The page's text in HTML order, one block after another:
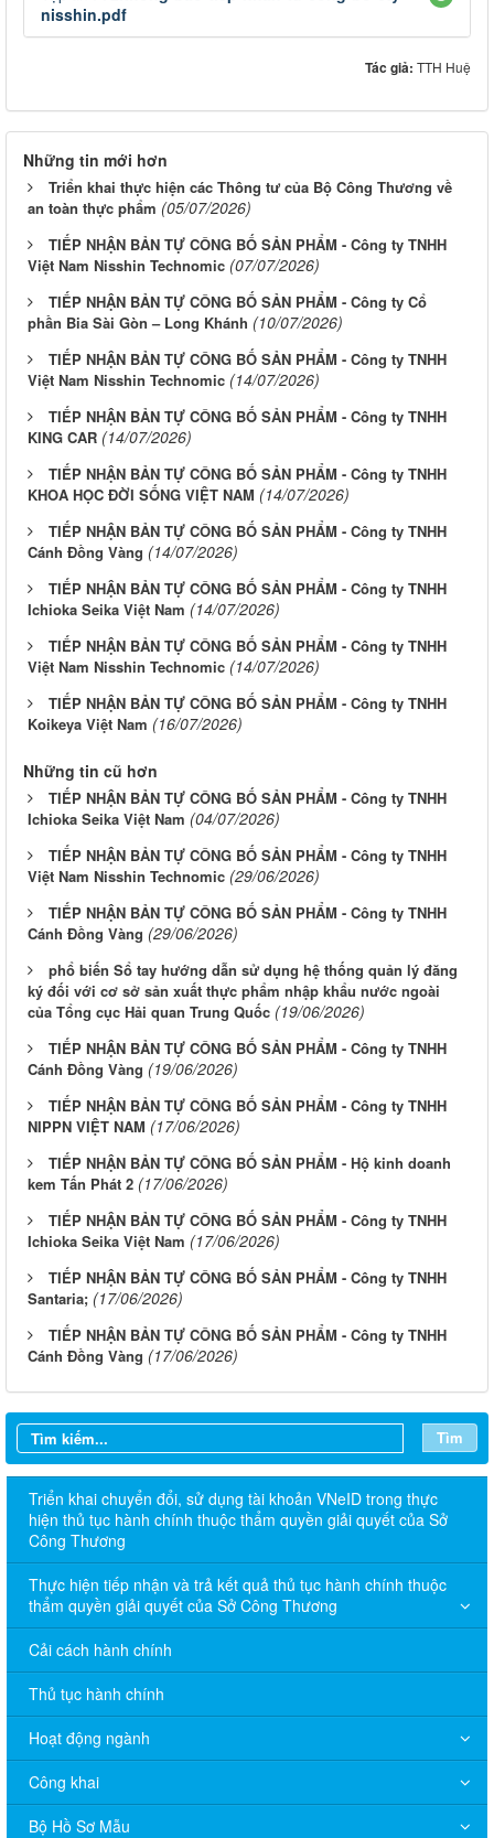
nisshin.pdf
Tác giả: TTH Huệ
Những tin mới hơn
Triển khai thực hiện các Thông tư của Bộ Công Thương về
an toàn thực phẩm (05/07/2026)
TIẾP NHẬN BẢN TỰ CÔNG BỐ SẢN PHẨM - Công ty TNHH
Việt Nam Nisshin Technomic (07/07/2026)
TIẾP NHẬN BẢN TỰ CÔNG BỐ SẢN PHẨM - Công ty Cổ
phần Bia Sài Gòn – Long Khánh (10/07/2026)
TIẾP NHẬN BẢN TỰ CÔNG BỐ SẢN PHẨM - Công ty TNHH
Việt Nam Nisshin Technomic (14/07/2026)
TIẾP NHẬN BẢN TỰ CÔNG BỐ SẢN PHẨM - Công ty TNHH
KING CAR (14/07/2026)
TIẾP NHẬN BẢN TỰ CÔNG BỐ SẢN PHẨM - Công ty TNHH
KHOA HỌC ĐỜI SỐNG VIỆT NAM (14/07/2026)
TIẾP NHẬN BẢN TỰ CÔNG BỐ SẢN PHẨM - Công ty TNHH
Cánh Đồng Vàng (14/07/2026)
TIẾP NHẬN BẢN TỰ CÔNG BỐ SẢN PHẨM - Công ty TNHH
Ichioka Seika Việt Nam (14/07/2026)
TIẾP NHẬN BẢN TỰ CÔNG BỐ SẢN PHẨM - Công ty TNHH
Việt Nam Nisshin Technomic (14/07/2026)
TIẾP NHẬN BẢN TỰ CÔNG BỐ SẢN PHẨM - Công ty TNHH
Koikeya Việt Nam (16/07/2026)
Những tin cũ hơn
TIẾP NHẬN BẢN TỰ CÔNG BỐ SẢN PHẨM - Công ty TNHH
Ichioka Seika Việt Nam (04/07/2026)
TIẾP NHẬN BẢN TỰ CÔNG BỐ SẢN PHẨM - Công ty TNHH
Việt Nam Nisshin Technomic (29/06/2026)
TIẾP NHẬN BẢN TỰ CÔNG BỐ SẢN PHẨM - Công ty TNHH
Cánh Đồng Vàng (29/06/2026)
phổ biến Sổ tay hướng dẫn sử dụng hệ thống quản lý đăng
ký đối với cơ sở sản xuất thực phẩm nhập khẩu nước ngoài
của Tổng cục Hải quan Trung Quốc (19/06/2026)
TIẾP NHẬN BẢN TỰ CÔNG BỐ SẢN PHẨM - Công ty TNHH
Cánh Đồng Vàng (19/06/2026)
TIẾP NHẬN BẢN TỰ CÔNG BỐ SẢN PHẨM - Công ty TNHH
NIPPN VIỆT NAM (17/06/2026)
TIẾP NHẬN BẢN TỰ CÔNG BỐ SẢN PHẨM - Hộ kinh doanh
kem Tấn Phát 2 (17/06/2026)
TIẾP NHẬN BẢN TỰ CÔNG BỐ SẢN PHẨM - Công ty TNHH
Ichioka Seika Việt Nam (17/06/2026)
TIẾP NHẬN BẢN TỰ CÔNG BỐ SẢN PHẨM - Công ty TNHH
Santaria; (17/06/2026)
TIẾP NHẬN BẢN TỰ CÔNG BỐ SẢN PHẨM - Công ty TNHH
Cánh Đồng Vàng (17/06/2026)
Tìm
Triển khai chuyển đổi, sử dụng tài khoản VNeID trong thực
hiện thủ tục hành chính thuộc thẩm quyền giải quyết của Sở
Công Thương
Thực hiện tiếp nhận và trả kết quả thủ tục hành chính thuộc
thẩm quyền giải quyết của Sở Công Thương
Cải cách hành chính
Thủ tục hành chính
Hoạt động ngành
Công khai
Bộ Hồ Sơ Mẫu